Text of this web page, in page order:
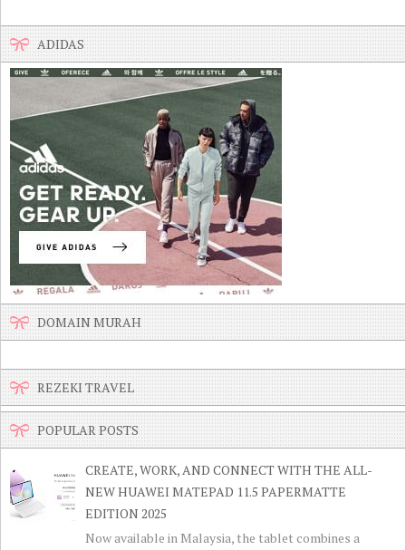
ADIDAS
DOMAIN MURAH
REZEKI TRAVEL
POPULAR POSTS
CREATE, WORK, AND CONNECT WITH THE ALL-
NEW HUAWEI MATEPAD 11.5 PAPERMATTE
EDITION 2025
Now available in Malaysia, the tablet combines a